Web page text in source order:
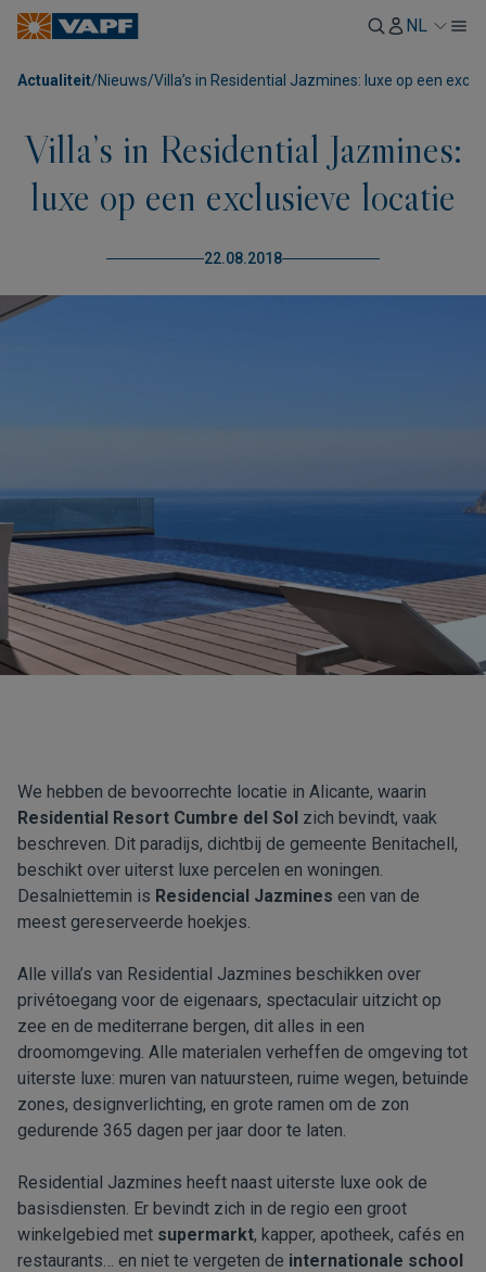
NL
Actualiteit/Nieuws/Villa’s in Residential Jazmines: luxe op een
Villa’s in Residential Jazmines:
luxe op een exclusieve locatie
22.08.2018
We hebben de bevoorrechte locatie in Alicante, waarin
Residential Resort Cumbre del Sol zich bevindt, vaak
beschreven. Dit paradijs, dichtbij de gemeente Benitachell,
beschikt over uiterst luxe percelen en woningen.
Desalniettemin is Residencial Jazmines een van de
meest gereserveerde hoekjes.
Alle villa’s van Residential Jazmines beschikken over
privétoegang voor de eigenaars, spectaculair uitzicht op
zee en de mediterrane bergen, dit alles in een
droomomgeving. Alle materialen verheffen de omgeving tot
uiterste luxe: muren van natuursteen, ruime wegen, betuinde
zones, designverlichting, en grote ramen om de zon
gedurende 365 dagen per jaar door te laten.
Residential Jazmines heeft naast uiterste luxe ook de
basisdiensten. Er bevindt zich in de regio een groot
winkelgebied met supermarkt, kapper, apotheek, cafés en
restaurants… en niet te vergeten de internationale school